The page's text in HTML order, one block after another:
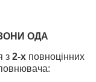
ОДА
з 2-х повноцінних